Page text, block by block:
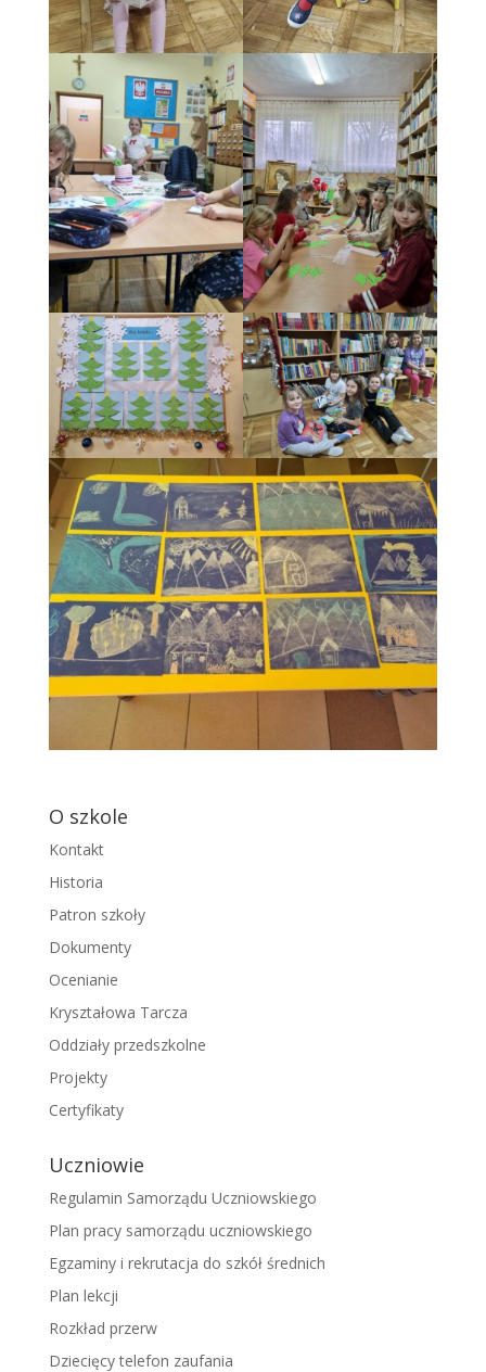
O szkole
Kontakt
Historia
Patron szkoły
Dokumenty
Ocenianie
Kryształowa Tarcza
Oddziały przedszkolne
Projekty
Certyfikaty
Uczniowie
Regulamin Samorządu Uczniowskiego
Plan pracy samorządu uczniowskiego
Egzaminy i rekrutacja do szkół średnich
Plan lekcji
Rozkład przerw
Dziecięcy telefon zaufania